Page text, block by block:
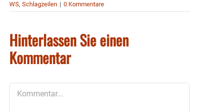
WS, Schlagzeilen | 0 Kommentare
Hinterlassen Sie einen
Kommentar